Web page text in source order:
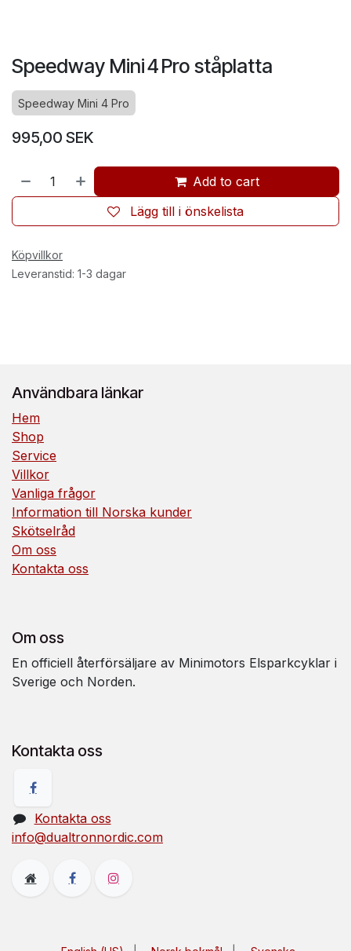
Speedway Mini 4 Pro ståplatta
Speedway Mini 4 Pro
995,00 SEK
Add to cart
Lägg till i önskelista
Köpvillkor
Leveranstid: 1-3 dagar
Användbara länkar
Hem
Shop
Service
Villkor
Vanliga frågor
Information till Norska kunder
Skötselråd
Om oss
Kontakta oss
Om oss
En officiell återförsäljare av Minimotors Elsparkcyklar i
Sverige och Norden.
Kontakta oss
Kontakta oss
info@dualtronnordic.com